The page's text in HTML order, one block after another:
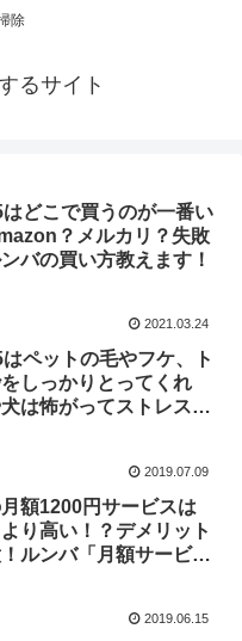
除
るサイト
どこで買うのが一番い
？メルカリ？失敗
バの買い方教えます！
2021.03.24
ペットの毛やフケ、ト
しっかりとってくれ
は怖がってストレスに
2019.07.09
額1200円サービスは
り高い！？デメリット
ルンバ「月額サービ
2019.06.15